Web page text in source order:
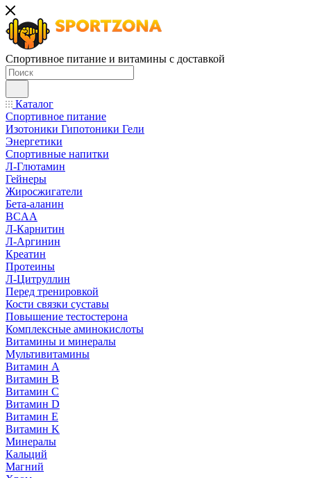
Спортивное питание и витамины с доставкой
Каталог
Спортивное питание
Изотоники Гипотоники Гели
Энергетики
Спортивные напитки
Л-Глютамин
Гейнеры
Жиросжигатели
Бета-аланин
BCAA
Л-Карнитин
Л-Аргинин
Креатин
Протеины
Л-Цитруллин
Перед тренировкой
Кости связки суставы
Повышение тестостерона
Комплексные аминокислоты
Витамины и минералы
Мультивитамины
Витамин A
Витамин B
Витамин C
Витамин D
Витамин E
Витамин K
Минералы
Кальций
Магний